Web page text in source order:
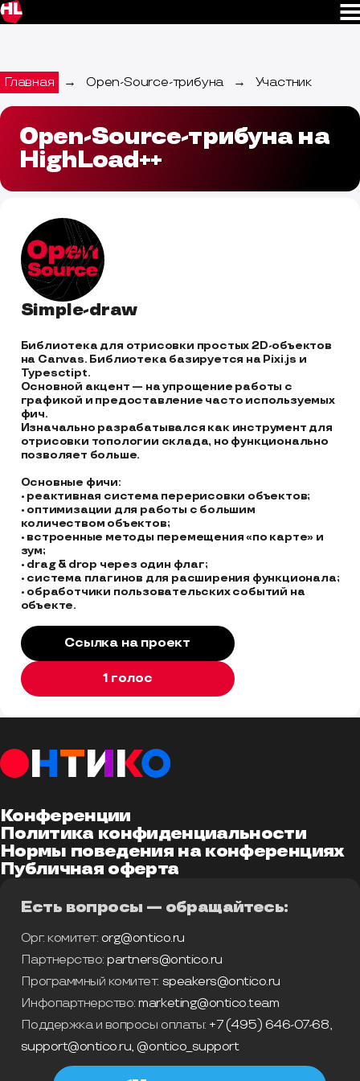
Главная → Open-Source-трибуна → Участник
Open-Source-трибуна на
HighLoad++
Simple-draw
Библиотека для отрисовки простых 2D-объектов
на Canvas. Библиотека базируется на Pixi.js и
Typesctipt.
Основной акцент — на упрощение работы с
графикой и предоставление часто используемых
фич.
Изначально разрабатывался как инструмент для
отрисовки топологии склада, но функционально
позволяет больше.
Основные фичи:
• реактивная система перерисовки объектов;
• оптимизации для работы с большим
количеством объектов;
• встроенные методы перемещения «по карте» и
зум;
• drag & drop через один флаг;
• система плагинов для расширения функционала;
• обработчики пользовательских событий на
объекте.
Ссылка на проект
1 голос
Конференции
Политика конфиденциальности
Нормы поведения на конференциях
Публичная оферта
Есть вопросы — обращайтесь:
Орг. комитет: org@ontico.ru
Партнерство: partners@ontico.ru
Программный комитет: speakers@ontico.ru
Инфопартнерство: marketing@ontico.team
Поддержка и вопросы оплаты: +7 (495) 646-07-68,
support@ontico.ru, @ontico_support